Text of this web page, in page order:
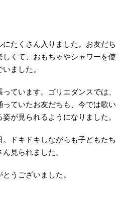
たくさん入りました。お友だち
しくて、おもちゃやシャワーを使
ました。
ています。ゴリエダンスでは、
ていたお友だちも、今では歌い
が見られるようになりました。
ドキドキしながらも子どもたち
見られました。
うございました。